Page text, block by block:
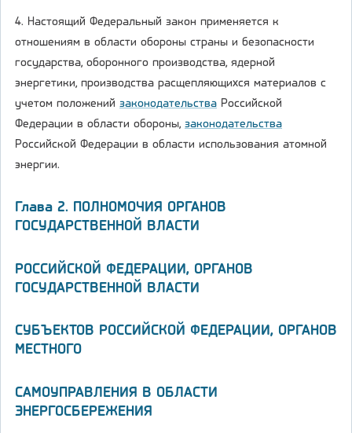
4. Настоящий Федеральный закон применяется к
отношениям в области обороны страны и безопасности
государства, оборонного производства, ядерной
энергетики, производства расщепляющихся материалов с
учетом положений законодательства Российской
Федерации в области обороны, законодательства
Российской Федерации в области использования атомной
энергии.
Глава 2. ПОЛНОМОЧИЯ ОРГАНОВ
ГОСУДАРСТВЕННОЙ ВЛАСТИ
РОССИЙСКОЙ ФЕДЕРАЦИИ, ОРГАНОВ
ГОСУДАРСТВЕННОЙ ВЛАСТИ
СУБЪЕКТОВ РОССИЙСКОЙ ФЕДЕРАЦИИ, ОРГАНОВ
МЕСТНОГО
САМОУПРАВЛЕНИЯ В ОБЛАСТИ
ЭНЕРГОСБЕРЕЖЕНИЯ